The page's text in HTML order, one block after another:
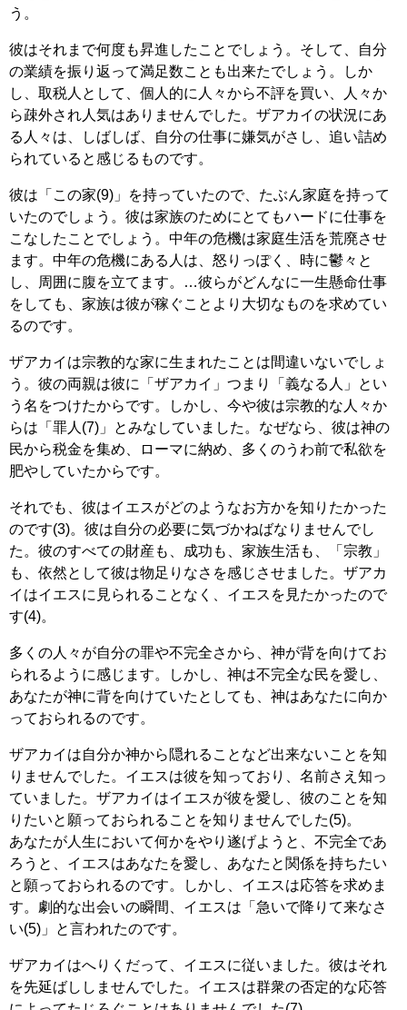
う。
彼はそれまで何度も昇進したことでしょう。そして、自分
の業績を振り返って満足数ことも出来たでしょう。しか
し、取税人として、個人的に人々から不評を買い、人々か
ら疎外され人気はありませんでした。ザアカイの状況にあ
る人々は、しばしば、自分の仕事に嫌気がさし、追い詰め
られていると感じるものです。
彼は「この家(9)」を持っていたので、たぶん家庭を持って
いたのでしょう。彼は家族のためにとてもハードに仕事を
こなしたことでしょう。中年の危機は家庭生活を荒廃させ
ます。中年の危機にある人は、怒りっぽく、時に鬱々と
し、周囲に腹を立てます。…彼らがどんなに一生懸命仕事
をしても、家族は彼が稼ぐことより大切なものを求めてい
るのです。
ザアカイは宗教的な家に生まれたことは間違いないでしょ
う。彼の両親は彼に「ザアカイ」つまり「義なる人」とい
う名をつけたからです。しかし、今や彼は宗教的な人々か
らは「罪人(7)」とみなしていました。なぜなら、彼は神の
民から税金を集め、ローマに納め、多くのうわ前で私欲を
肥やしていたからです。
それでも、彼はイエスがどのようなお方かを知りたかった
のです(3)。彼は自分の必要に気づかねばなりませんでし
た。彼のすべての財産も、成功も、家族生活も、「宗教」
も、依然として彼は物足りなさを感じさせました。ザアカ
イはイエスに見られることなく、イエスを見たかったので
す(4)。
多くの人々が自分の罪や不完全さから、神が背を向けてお
られるように感じます。しかし、神は不完全な民を愛し、
あなたが神に背を向けていたとしても、神はあなたに向か
っておられるのです。
ザアカイは自分か神から隠れることなど出来ないことを知
りませんでした。イエスは彼を知っており、名前さえ知っ
ていました。ザアカイはイエスが彼を愛し、彼のことを知
りたいと願っておられることを知りませんでした(5)。
あなたが人生において何かをやり遂げようと、不完全であ
ろうと、イエスはあなたを愛し、あなたと関係を持ちたい
と願っておられるのです。しかし、イエスは応答を求めま
す。劇的な出会いの瞬間、イエスは「急いで降りて来なさ
い(5)」と言われたのです。
ザアカイはへりくだって、イエスに従いました。彼はそれ
を先延ばししませんでした。イエスは群衆の否定的な応答